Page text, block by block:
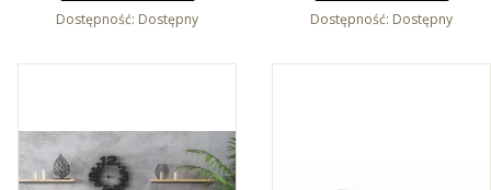
Dostępność: Dostępny Dostępność: Dostępny